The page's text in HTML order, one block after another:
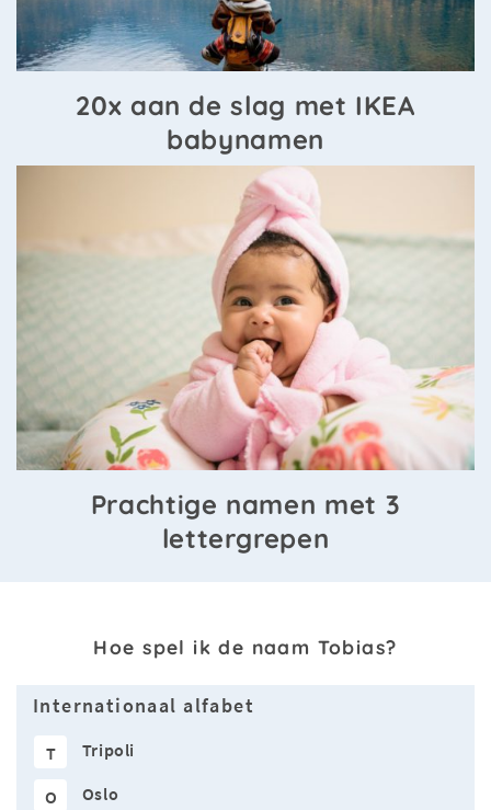
20x aan de slag met IKEA
babynamen
Prachtige namen met 3
lettergrepen
Hoe spel ik de naam Tobias?
Internationaal alfabet
T Tripoli
O Oslo